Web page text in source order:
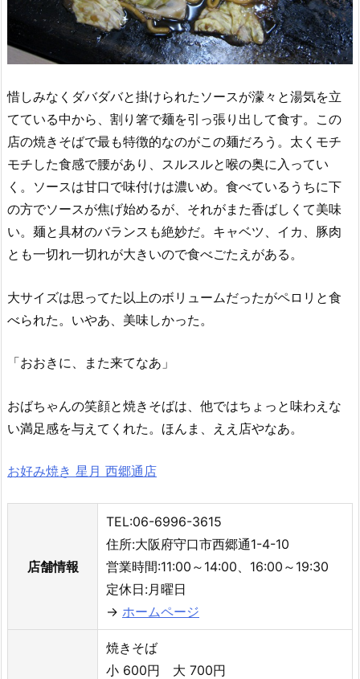
惜しみなくダバダバと掛けられたソースが濛々と湯気を立
てている中から、割り箸で麺を引っ張り出して食す。この
店の焼きそばで最も特徴的なのがこの麺だろう。太くモチ
モチした食感で腰があり、スルスルと喉の奥に入ってい
く。ソースは甘口で味付けは濃いめ。食べているうちに下
の方でソースが焦げ始めるが、それがまた香ばしくて美味
い。麺と具材のバランスも絶妙だ。キャベツ、イカ、豚肉
とも一切れ一切れが大きいので食べごたえがある。
大サイズは思ってた以上のボリュームだったがペロリと食
べられた。いやあ、美味しかった。
「おおきに、また来てなあ」
おばちゃんの笑顔と焼きそばは、他ではちょっと味わえな
い満足感を与えてくれた。ほんま、ええ店やなあ。
お好み焼き 星月 西郷通店
店舗情報
TEL:06-6996-3615
住所:大阪府守口市西郷通1-4-10
営業時間:11:00～14:00、16:00～19:30
定休日:月曜日
→ ホームページ
焼きそば
小 600円 大 700円